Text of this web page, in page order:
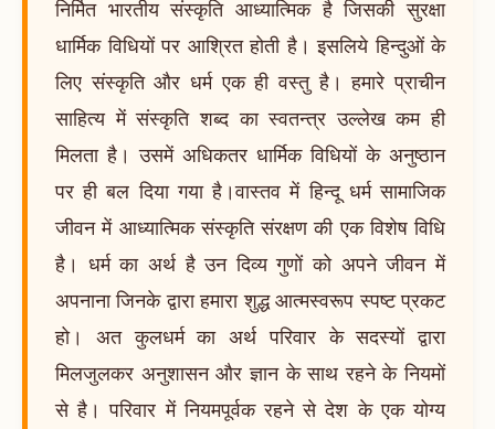
निर्मित भारतीय संस्कृति आध्यात्मिक है जिसकी सुरक्षा
धार्मिक विधियों पर आश्रित होती है। इसलिये हिन्दुओं के
लिए संस्कृति और धर्म एक ही वस्तु है। हमारे प्राचीन
साहित्य में संस्कृति शब्द का स्वतन्त्र उल्लेख कम ही
मिलता है। उसमें अधिकतर धार्मिक विधियों के अनुष्ठान
पर ही बल दिया गया है।वास्तव में हिन्दू धर्म सामाजिक
जीवन में आध्यात्मिक संस्कृति संरक्षण की एक विशेष विधि
है। धर्म का अर्थ है उन दिव्य गुणों को अपने जीवन में
अपनाना जिनके द्वारा हमारा शुद्ध आत्मस्वरूप स्पष्ट प्रकट
हो। अत कुलधर्म का अर्थ परिवार के सदस्यों द्वारा
मिलजुलकर अनुशासन और ज्ञान के साथ रहने के नियमों
से है। परिवार में नियमपूर्वक रहने से देश के एक योग्य